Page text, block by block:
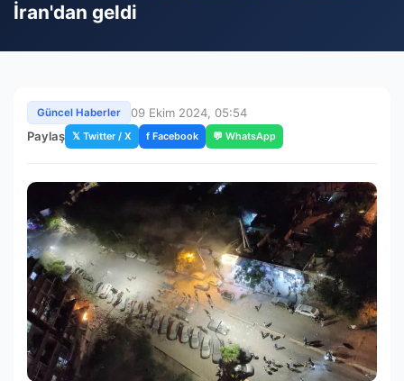
İran'dan geldi
Güncel Haberler
09 Ekim 2024, 05:54
Paylaş 𝕏 Twitter / X f Facebook 💬 WhatsApp